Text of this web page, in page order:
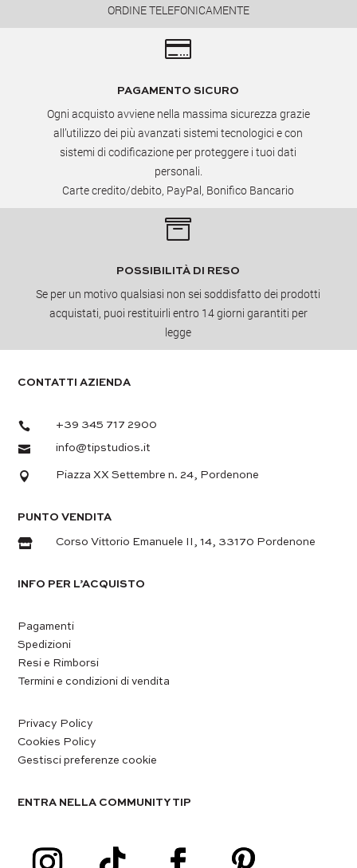
ORDINE TELEFONICAMENTE

PAGAMENTO SICURO
Ogni acquisto avviene nella massima sicurezza grazie
all’utilizzo dei più avanzati sistemi tecnologici e con
sistemi di codificazione per proteggere i tuoi dati
personali.
Carte credito/debito, PayPal, Bonifico Bancario

POSSIBILITÀ DI RESO
Se per un motivo qualsiasi non sei soddisfatto dei prodotti
acquistati, puoi restituirli entro 14 giorni garantiti per
legge
CONTATTI AZIENDA
 +39 345 717 2900
 info@tipstudios.it
 Piazza XX Settembre n. 24, Pordenone
PUNTO VENDITA
 Corso Vittorio Emanuele II, 14, 33170 Pordenone
INFO PER L’ACQUISTO
Pagamenti
Spedizioni
Resi e Rimborsi
Termini e condizioni di vendita
Privacy Policy
Cookies Policy
Gestisci preferenze cookie
ENTRA NELLA COMMUNITY TIP